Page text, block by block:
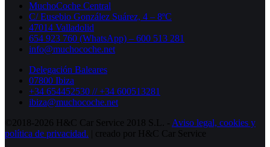
MuchoCoche Central
C/ Eusebio González Suárez, 4 – 8ºC
47014 Valladolid
654 923 760 (WhatsApp) – 600 513 281
info@muchocoche.net
Delegación Baleares
07800 Ibiza
+34 654452530 // +34 600513281
ibiza@muchocoche.net
©2018-2026 H&C Car Service 2018 S.L. - Aviso legal, cookies y
política de privacidad. | creado por H&C Car Service